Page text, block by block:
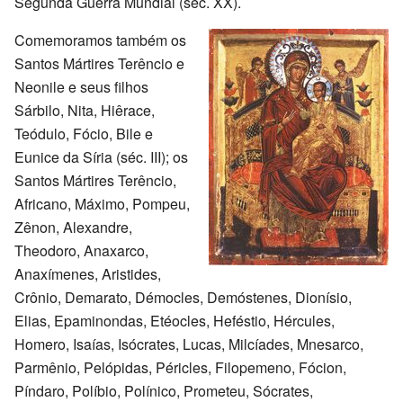
Comemoramos também os
Santos Mártires Terêncio e
Neonile e seus filhos
Sárbilo, Nita, Hiêrace,
Teódulo, Fócio, Bile e
Eunice da Síria (séc. III); os
Santos Mártires Terêncio,
Africano, Máximo, Pompeu,
Zênon, Alexandre,
Theodoro, Anaxarco,
Anaxímenes, Aristides,
Crônio, Demarato, Démocles, Demóstenes, Dionísio,
Elias, Epaminondas, Etéocles, Heféstio, Hércules,
Homero, Isaías, Isócrates, Lucas, Milcíades, Mnesarco,
Parmênio, Pelópidas, Péricles, Filopemeno, Fócion,
Píndaro, Políbio, Polínico, Prometeu, Sócrates,